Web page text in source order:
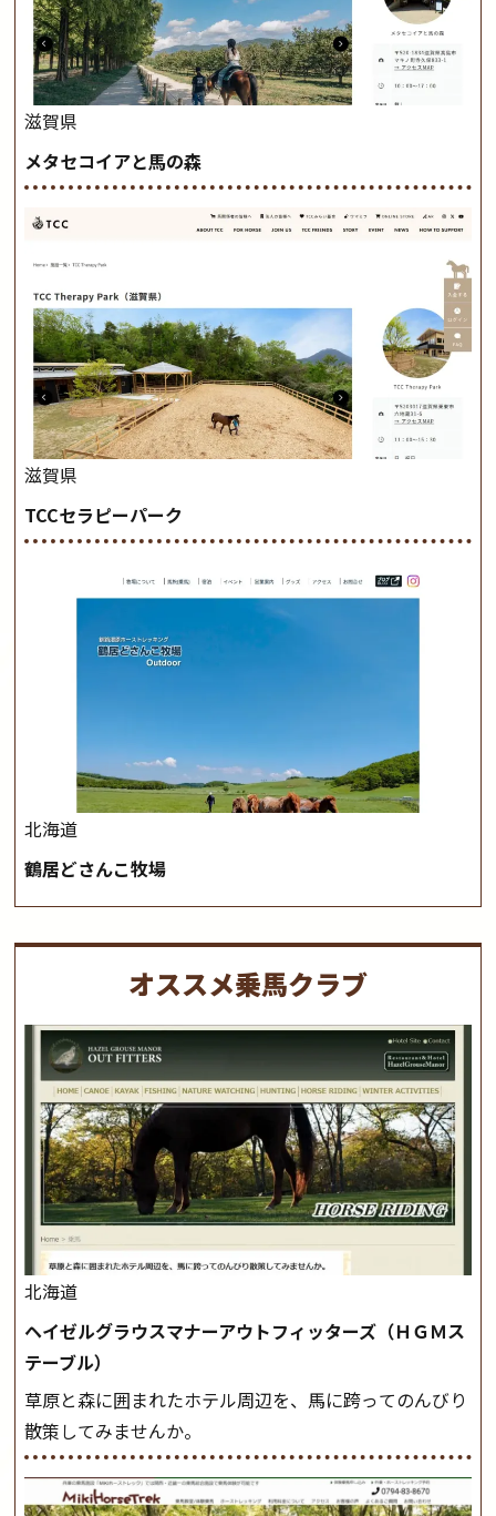
滋賀県
メタセコイアと馬の森
滋賀県
TCCセラピーパーク
北海道
鶴居どさんこ牧場
オススメ乗馬クラブ
北海道
ヘイゼルグラウスマナーアウトフィッターズ（ＨＧＭス
テーブル）
草原と森に囲まれたホテル周辺を、馬に跨ってのんびり
散策してみませんか。